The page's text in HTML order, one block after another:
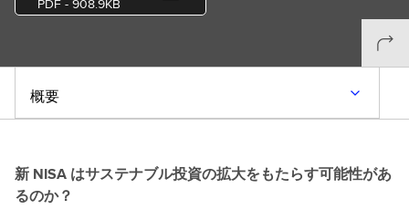
PDF - 908.9KB
概要
新 NISA はサステナブル投資の拡大をもたらす可能性があ
るのか？